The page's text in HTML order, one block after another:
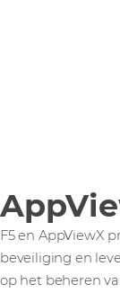
F5 en AppViewX
beveiliging en
op het beheren